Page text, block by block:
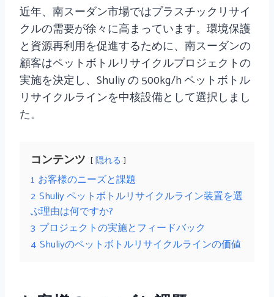
近年、南スーダン市場ではプラスチックリサイ
クルの需要が徐々に高まっています。環境保護
と資源再利用を促進するために、南スーダンの
顧客はペットボトルリサイクルプロジェクトの
実施を決定し、Shuliy の 500kg/h ペットボトル
リサイクルラインを中核設備として選択しまし
た。
コンテンツ 隠れる
1 お客様のニーズと課題
2 Shuliy ペットボトルリサイクルライン装置を選
ぶ理由は何ですか?
3 プロジェクトの実施とフィードバック
4 Shuliyのペットボトルリサイクルラインの価値